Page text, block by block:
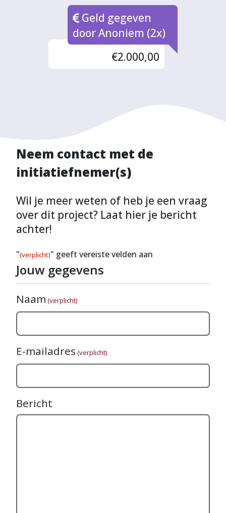
Geld gegeven
door Anoniem (2x)
€2.000,00
Neem contact met de
initiatiefnemer(s)
Wil je meer weten of heb je een vraag
over dit project? Laat hier je bericht
achter!
"(verplicht)" geeft vereiste velden aan
Jouw gegevens
Naam (verplicht)
E-mailadres (verplicht)
Bericht